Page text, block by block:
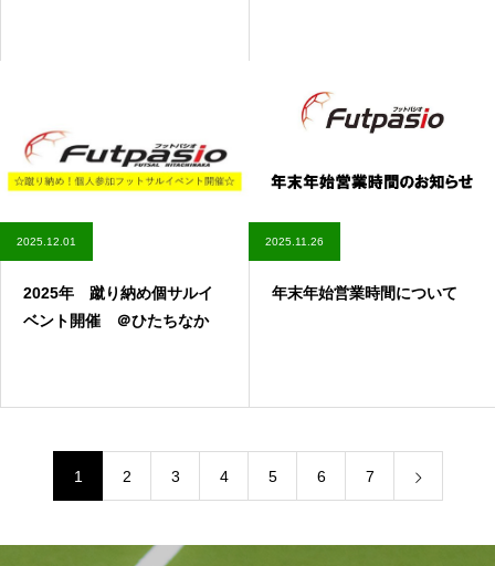
2025.12.01
2025年 蹴り納め個サルイ
ベント開催 ＠ひたちなか
2025.11.26
年末年始営業時間について
1 2 3 4 5 6 7